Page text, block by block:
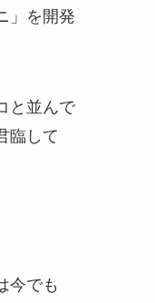
」を開発
と並んで
臨して
今でも